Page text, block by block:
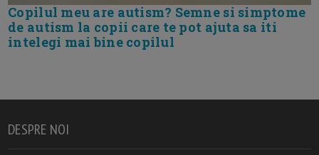
Copilul meu are autism? Semne si simptome
de autism la copii care te pot ajuta sa iti
intelegi mai bine copilul
DESPRE NOI